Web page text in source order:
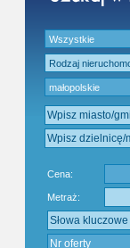
Cena:
Metraż: